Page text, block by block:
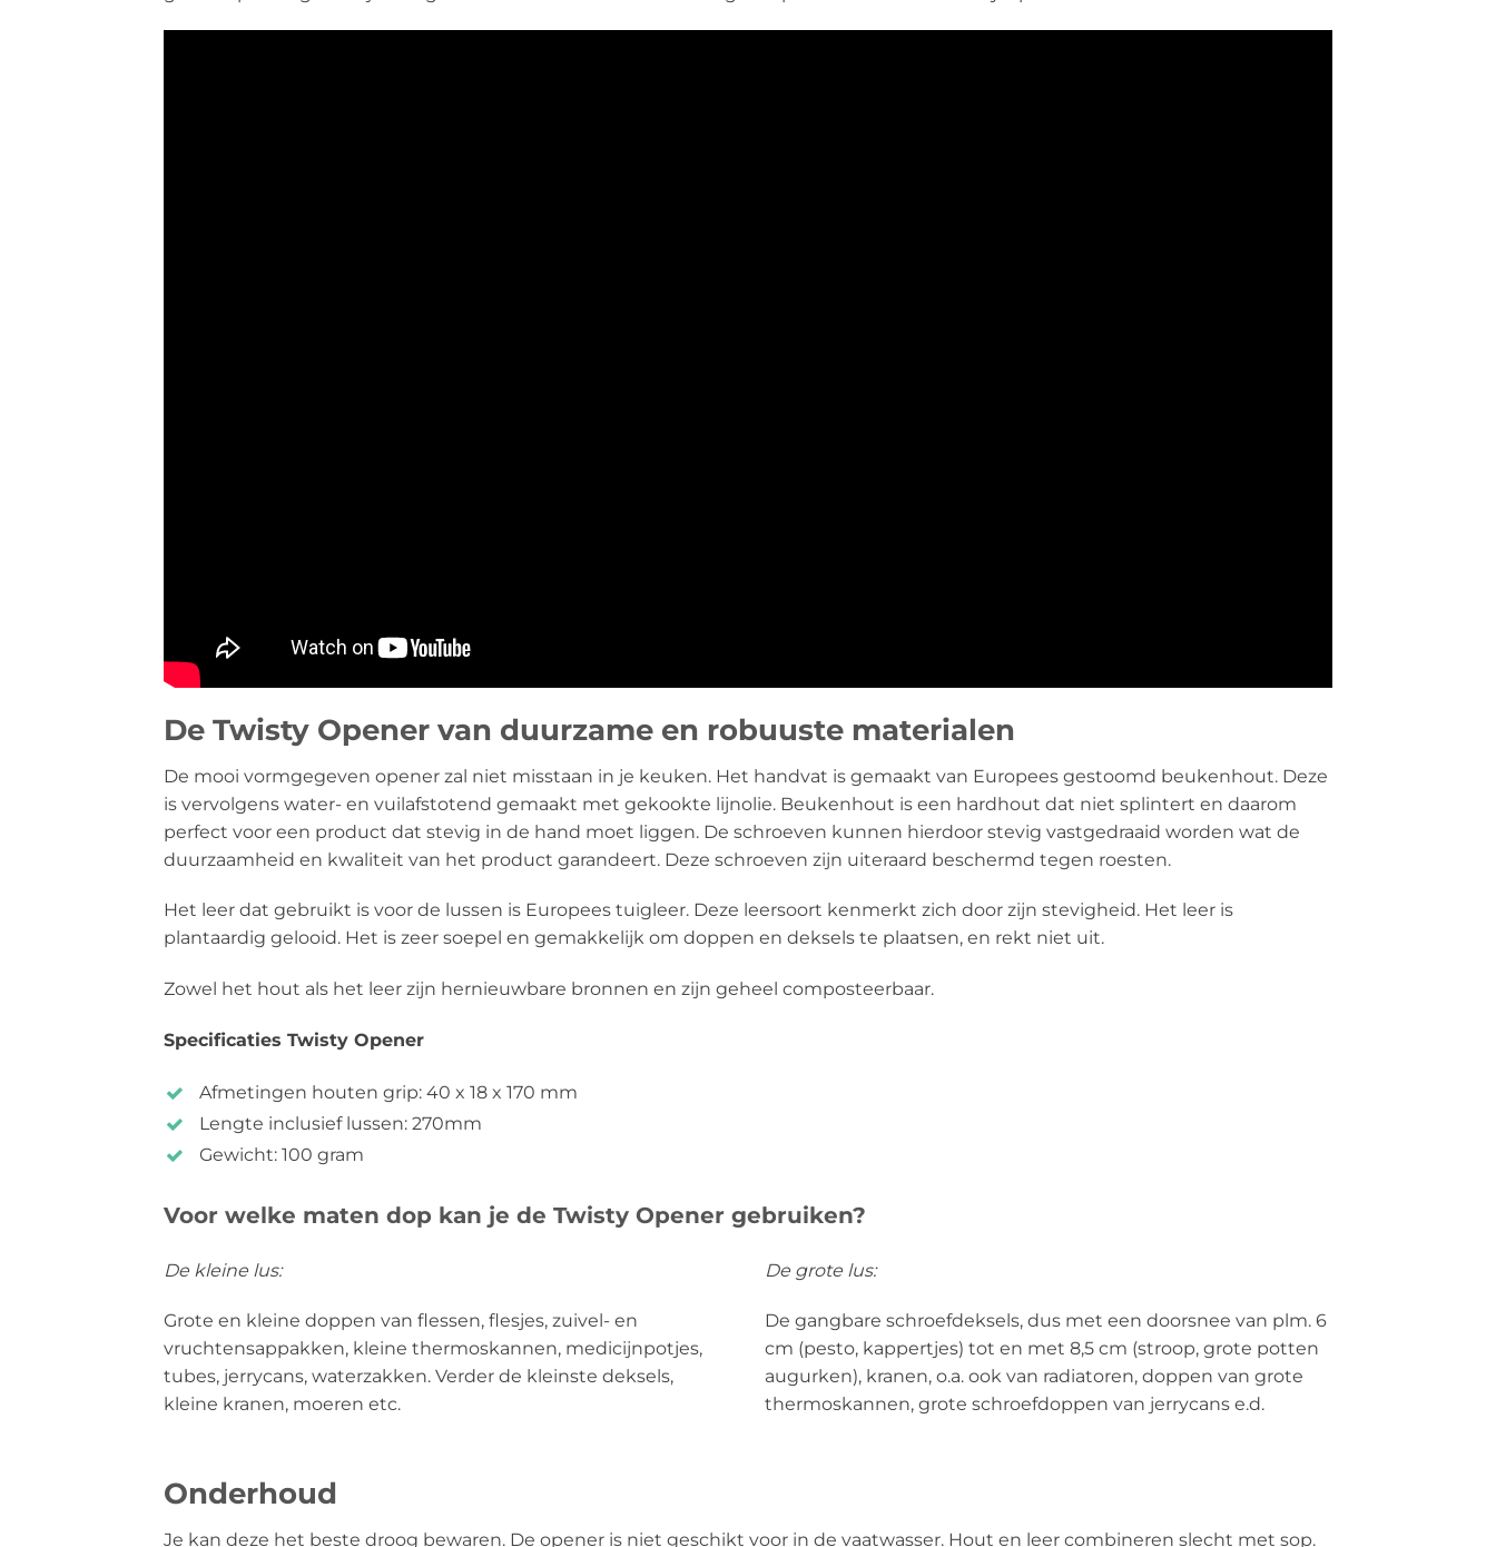
De Twisty Opener van duurzame en robuuste materialen
De mooi vormgegeven opener zal niet misstaan in je keuken. Het handvat is gemaakt van Europees gestoomd beukenhout. Deze
is vervolgens water- en vuilafstotend gemaakt met gekookte lijnolie. Beukenhout is een hardhout dat niet splintert en daarom
perfect voor een product dat stevig in de hand moet liggen. De schroeven kunnen hierdoor stevig vastgedraaid worden wat de
duurzaamheid en kwaliteit van het product garandeert. Deze schroeven zijn uiteraard beschermd tegen roesten.
Het leer dat gebruikt is voor de lussen is Europees tuigleer. Deze leersoort kenmerkt zich door zijn stevigheid. Het leer is
plantaardig gelooid. Het is zeer soepel en gemakkelijk om doppen en deksels te plaatsen, en rekt niet uit.
Zowel het hout als het leer zijn hernieuwbare bronnen en zijn geheel composteerbaar.
Specificaties Twisty Opener
Afmetingen houten grip: 40 x 18 x 170 mm
Lengte inclusief lussen: 270mm
Gewicht: 100 gram
Voor welke maten dop kan je de Twisty Opener gebruiken?
De kleine lus:
Grote en kleine doppen van flessen, flesjes, zuivel- en
vruchtensappakken, kleine thermoskannen, medicijnpotjes,
tubes, jerrycans, waterzakken. Verder de kleinste deksels,
kleine kranen, moeren etc.
De grote lus:
De gangbare schroefdeksels, dus met een doorsnee van plm. 6
cm (pesto, kappertjes) tot en met 8,5 cm (stroop, grote potten
augurken), kranen, o.a. ook van radiatoren, doppen van grote
thermoskannen, grote schroefdoppen van jerrycans e.d.
Onderhoud
Je kan deze het beste droog bewaren. De opener is niet geschikt voor in de vaatwasser. Hout en leer combineren slecht met sop.